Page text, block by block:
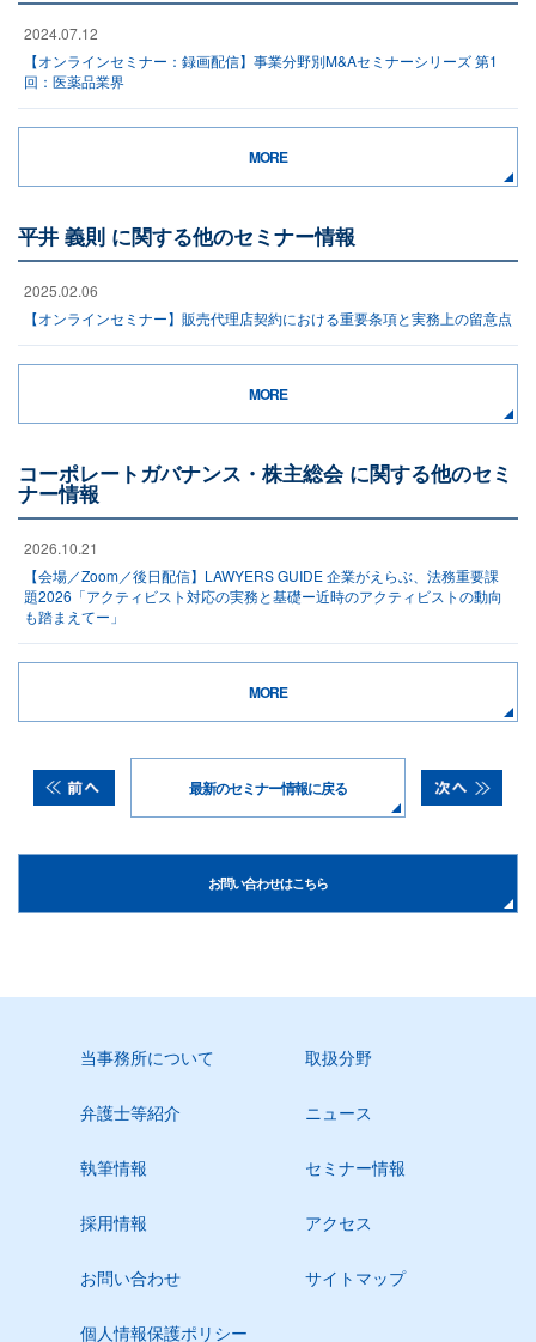
2024.07.12
【オンラインセミナー：録画配信】事業分野別M&Aセミナーシリーズ 第1
回：医薬品業界
MORE
平井 義則 に関する他のセミナー情報
2025.02.06
【オンラインセミナー】販売代理店契約における重要条項と実務上の留意点
MORE
コーポレートガバナンス・株主総会 に関する他のセミ
ナー情報
2026.10.21
【会場／Zoom／後日配信】LAWYERS GUIDE 企業がえらぶ、法務重要課
題2026「アクティビスト対応の実務と基礎ー近時のアクティビストの動向
も踏まえてー」
MORE
最新のセミナー情報に戻る
お問い合わせはこちら
当事務所について 取扱分野
弁護士等紹介 ニュース
執筆情報 セミナー情報
採用情報 アクセス
お問い合わせ サイトマップ
個人情報保護ポリシー